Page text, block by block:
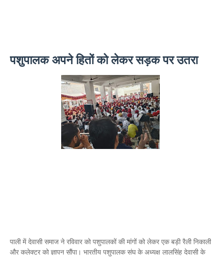
पशुपालक अपने हितों को लेकर सड़क पर उतरा
पाली में देवासी समाज ने रविवार को पशुपालकों की मांगों को लेकर एक बड़ी रैली निकाली
और कलेक्टर को ज्ञापन सौंपा। भारतीय पशुपालक संघ के अध्यक्ष लालसिंह देवासी के